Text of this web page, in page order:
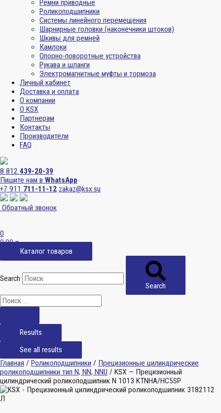
Ремни приводные
Роликоподшипники
Системы линейного перемещения
Шарнирные головки (наконечники штоков)
Шкивы для ремней
Камлоки
Опорно-поворотные устройства
Рукава и шланги
Электромагнитные муфты и тормоза
Личный кабинет
Доставка и оплата
О компании
О KSX
Партнерам
Контакты
Производители
FAQ
8 812 439-20-39
Пишите нам в WhatsApp
+7 911 711-11-12 zakaz@ksx.su
Обратный звонок
0
0,00р.
Каталог товаров
Search
Search
Results
See all results
Главная / Роликоподшипники / Прецизионные цилиндрические
роликоподшипники тип N, NN, NNU / KSX — Прецизионный
цилиндрический роликоподшипник N 1013 KTNHA/HC5SP